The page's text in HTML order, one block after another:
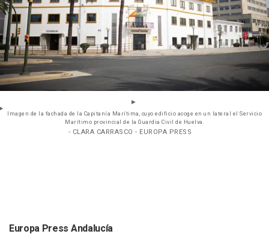
Imagen de la fachada de la Capitanía Marítima, cuyo edificio acoge en un lateral el Servicio
Marítimo provincial de la Guardia Civil de Huelva.
- CLARA CARRASCO - EUROPA PRESS
Europa Press Andalucía